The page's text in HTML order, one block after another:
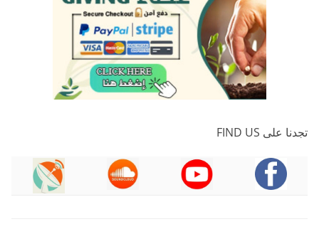
تجدنا على FIND US